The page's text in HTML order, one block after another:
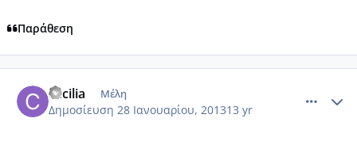
Παράθεση
cecilia Μέλη
Δημοσίευση 28 Ιανουαρίου, 201313 yr